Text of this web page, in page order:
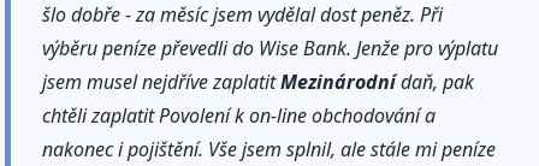
šlo dobře - za měsíc jsem vydělal dost peněz. Při
výběru peníze převedli do Wise Bank. Jenže pro výplatu
jsem musel nejdříve zaplatitMezinárodnídaň, pak
chtěli zaplatit Povolení k on-line obchodování a
nakonec i pojištění. Vše jsem splnil, ale stále mi peníze